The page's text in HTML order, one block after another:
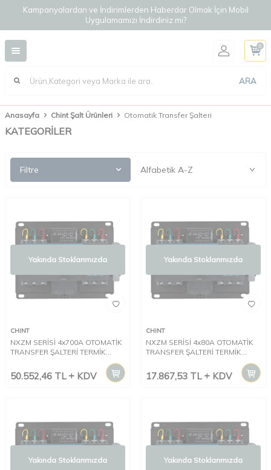
Kampanyalardan ve İndirimlerden Haberdar Olmak İçin Mobil
Uygulamamızı İndirdiniz mi?
ARA
0
Anasayfa Chint Şalt Ürünleri Otomatik Transfer Şalteri
KATEGORİLER
Filtre
Yakında Stoklarımızda
CHINT
NXZM SERİSİ 4x700A OTOMATİK
TRANSFER ŞALTERİ TERMİK
MANYETİK KORUMALI CLASS CB
50.552,46 TL KDV
Yakında Stoklarımızda
CHINT
NXZM SERİSİ 4x80A OTOMATİK
TRANSFER ŞALTERİ TERMİK
MANYETİK KORUMALI CLASS CB
17.867,53 TL KDV
Yakında Stoklarımızda Yakında Stoklarımızda